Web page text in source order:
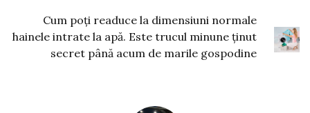
Cum poți readuce la dimensiuni normale
hainele intrate la apă. Este trucul minune ținut
secret până acum de marile gospodine